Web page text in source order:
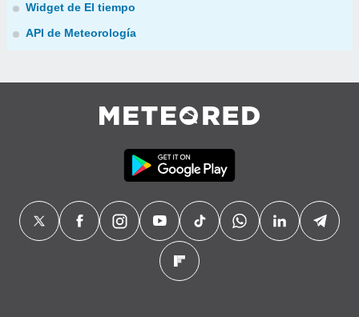
Widget de El tiempo
API de Meteorología